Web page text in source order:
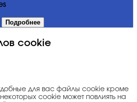
Подробнее
cookie
для вас файлы cookie кроме
cookie может повлиять на